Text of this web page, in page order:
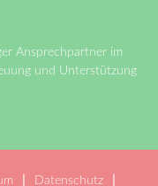
Ansprechpartner im
und Unterstützung
Datenschutz